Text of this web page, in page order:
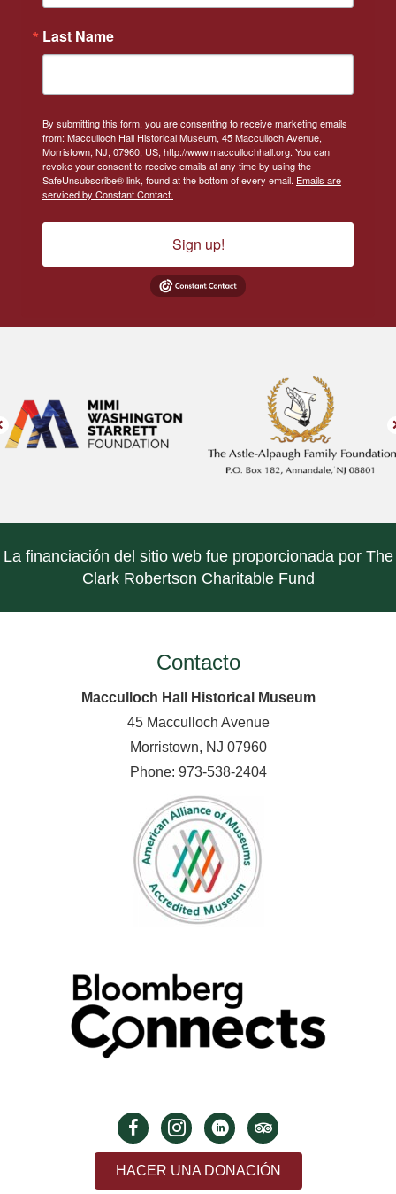
Last Name
By submitting this form, you are consenting to receive marketing emails
from: Macculloch Hall Historical Museum, 45 Macculloch Avenue,
Morristown, NJ, 07960, US, http://www.maccullochhall.org. You can
revoke your consent to receive emails at any time by using the
SafeUnsubscribe® link, found at the bottom of every email. Emails are
serviced by Constant Contact.
Sign up!
La financiación del sitio web fue proporcionada por The
Clark Robertson Charitable Fund
Contacto
Macculloch Hall Historical Museum
45 Macculloch Avenue
Morristown, NJ 07960
Phone: 973-538-2404
HACER UNA DONACIÓN